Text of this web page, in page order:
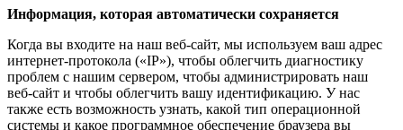
Информация, которая автоматически сохраняется
Когда вы входите на наш веб-сайт, мы используем ваш адрес
интернет-протокола («IP»), чтобы облегчить диагностику
проблем с нашим сервером, чтобы администрировать наш
веб-сайт и чтобы облегчить вашу идентификацию. У нас
также есть возможность узнать, какой тип операционной
системы и какое программное обеспечение браузера вы